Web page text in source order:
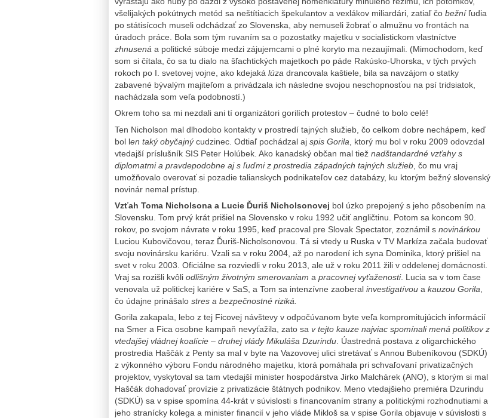
všelijakých pokútnych metód sa neštítiacich špekulantov a vexlákov miliardári, zatiaľ čo bežníľudia
po státisícoch museli odchádzať zo Slovenska, aby nemuseli žobrať o almužnu vo frontách na
úradoch práce. Bola som tým ruvaním sa o pozostatky majetku v socialistickom vlastníctve
zhnusená a politické súboje medzi zájujemcami o plné koryto ma nezaujímali. (Mimochodom, keď
som si čítala, čo sa tu dialo na šľachtických majetkoch po páde Rakúsko-Uhorska, v tých prvých
rokoch po I. svetovej vojne, ako kdejaká lúza drancovala kaštiele, bila sa navzájom o statky
zabavené bývalým majiteľom a privádzala ich následne svojou neschopnosťou na psí tridsiatok,
nachádzala som veľa podobností.)
Okrem toho sa mi nezdali ani tí organizátori gorilích protestov – čudné to bolo celé!
Ten Nicholson mal dlhodobo kontakty v prostredí tajných služieb, čo celkom dobre nechápem, keď
bol len taký obyčajnýcudzinec. Odtiaľ pochádzal aj spis Gorila , ktorý mu bol v roku 2009 odovzdal
vtedajší príslušník SIS Peter Holúbek. Ako kanadský občan mal tiež nadštandardné vzťahy s
diplomatmi a pravdepodobne aj s ľuďmi z prostredia západných tajných služieb , čo mu vraj
umožňovalo overovať si pozadie talianskych podnikateľov cez databázy, ku ktorým bežný slovenský
novinár nemal prístup.
Vzťah Toma Nicholsona a Lucie Ďuriš Nicholsonovej bol úzko prepojený s jeho pôsobením na
Slovensku. Tom prvý krát prišiel na Slovensko v roku 1992 učiť angličtinu. Potom sa koncom 90.
rokov, po svojom návrate v roku 1995, keď pracoval pre Slovak Spectator, zoznámil s novinárkou
Luciou Kubovičovou, teraz Ďuriš-Nicholsonovou. Tá si vtedy u Ruska v TV Markíza začala budovať
svoju novinársku kariéru. Vzali sa v roku 2004, až po narodení ich syna Dominika, ktorý prišiel na
svet v roku 2003. Oficiálne sa rozviedli v roku 2013, ale už v roku 2011 žili v oddelenej domácnosti.
Vraj sa rozišli kvôli odlišným životným smerovaniam a pracovnej vyťaženosti. Lucia sa v tom čase
venovala už politickej kariére v SaS, a Tom sa intenzívne zaoberal investigatívou a kauzou Gorila
čo údajne prinášalo stres a bezpečnostné riziká.
Gorila zakapala, lebo z tej Ficovej návštevy v odpočúvanom byte veľa kompromitujúcich informácií
na Smer a Fica osobne kampaň nevyťažila, zato sa v tejto kauze najviac spomínali mená politikov z
vtedajšej vládnej koalície – druhej vlády Mikuláša Dzurindu . Úastredná postava z oligarchického
prostredia Haščák z Penty sa mal v byte na Vazovovej ulici stretávať s Annou Bubeníkovou (SDKÚ)
z výkonného výboru Fondu národného majetku, ktorá pomáhala pri schvaľovaní privatizačných
projektov, vyskytoval sa tam vtedajší minister hospodárstva Jirko Malchárek (ANO), s ktorým si mal
Haščák dohadovať provízie z privatizácie štátnych podnikov. Meno vtedajšieho premiéra Dzurindu
(SDKÚ) sa v spise spomína 44-krát v súvislosti s financovaním strany a politickými rozhodnutiami a
jeho stranícky kolega a minister financií v jeho vláde Mikloš sa v spise Gorila objavuje v súvislosti s